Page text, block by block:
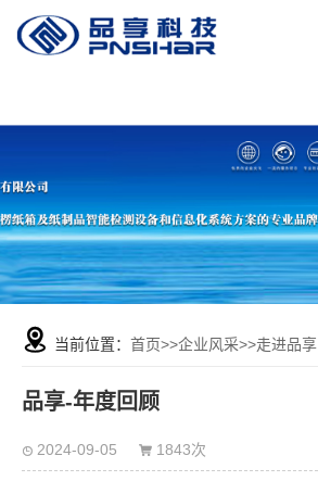
当前位置： 首页>>企业风采>>走进品享
品享-年度回顾
2024-09-05 1843次